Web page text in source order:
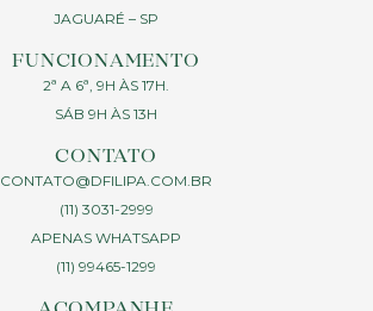
JAGUARÉ – SP
FUNCIONAMENTO
2ª A 6ª, 9H ÀS 17H.
SÁB 9H ÀS 13H
CONTATO
CONTATO@DFILIPA.COM.BR
(11) 3031-2999
APENAS WHATSAPP
(11) 99465-1299